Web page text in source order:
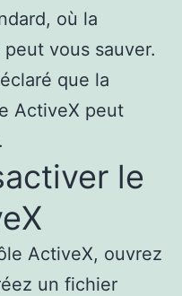
où la
vous sauver.
que la
ActiveX peut
le
ActiveX, ouvrez
un fichier